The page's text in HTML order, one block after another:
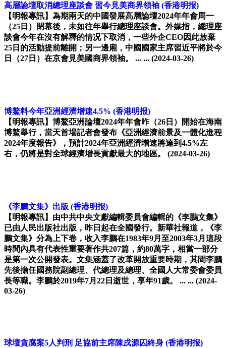
高層論壇取消總理座談會 習今見美商界領袖 (香港明报)
【明報專訊】為期兩天的中國發展高層論壇2024年年會周一
（25日）閉幕後，未如往年舉行總理座談會。外媒指，總理座
談會今年在沒有解釋的情况下取消，一些外企CEO因此放棄
25日的活動提前離開；另一邊廂，中國國家主席習近平將於今
日（27日）在京會見美國商界領袖。 ... ... (2024-03-26)
博鰲料今年亞洲經濟增速4.5% (香港明报)
【明報專訊】博鰲亞洲論壇2024年年會昨（26日）開始在海南
博鰲舉行，當天首場記者會發布《亞洲經濟前景及一體化進程
2024年度報告》，預計2024年亞洲經濟增速將達到4.5%左
右，仍將是對全球經濟增長貢獻最大的地區。
(2024-03-26)
《李鵬文集》出版 (香港明报)
【明報專訊】由中共中央文獻編輯委員會編輯的《李鵬文集》
已由人民出版社出版，昨日起在全國發行。新華社報道，《李
鵬文集》分為上下卷，收入李鵬在1983年9月至2003年3月這段
時間內具有代表性重要著作共207篇，約80萬字，相當一部分
是第一次公開發表。文集涵蓋了改革開放重要時期，其間李鵬
先後擔任國務院副總理、代總理及總理、全國人大常委會委員
長等職。李鵬於2019年7月22日逝世，享年91歲。 ... ... (2024-
03-26)
球壇貪腐案5人判刑 足協前主席陳戌源囚終身 (香港明报)